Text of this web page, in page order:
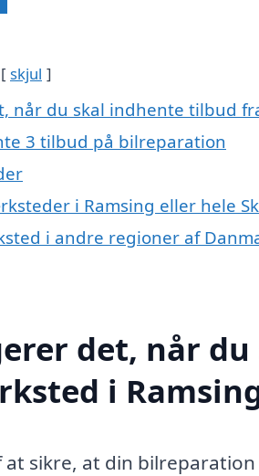
skjul
når du skal indhente tilbud
3 tilbud på bilreparation
i Ramsing eller hele
i andre regioner af
det, når
i
sikre, at din